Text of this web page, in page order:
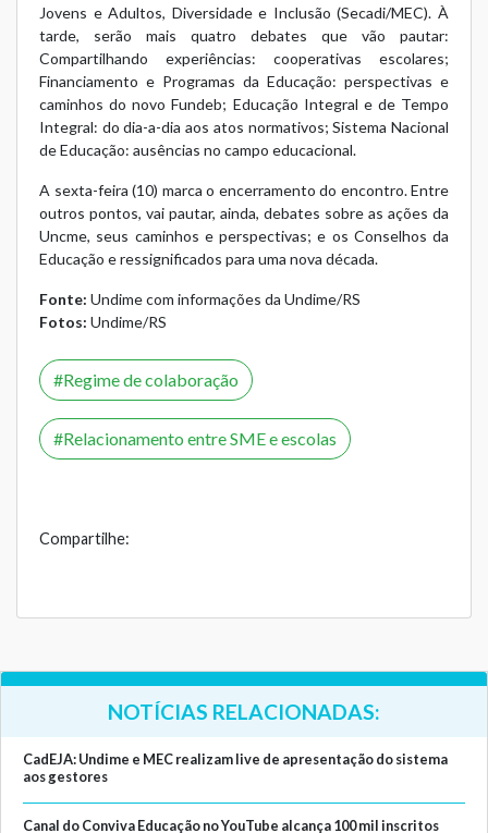
Jovens e Adultos, Diversidade e Inclusão (Secadi/MEC). À
tarde, serão mais quatro debates que vão pautar:
Compartilhando experiências: cooperativas escolares;
Financiamento e Programas da Educação: perspectivas e
caminhos do novo Fundeb; Educação Integral e de Tempo
Integral: do dia-a-dia aos atos normativos; Sistema Nacional
de Educação: ausências no campo educacional.
A sexta-feira (10) marca o encerramento do encontro. Entre
outros pontos, vai pautar, ainda, debates sobre as ações da
Uncme, seus caminhos e perspectivas; e os Conselhos da
Educação e ressignificados para uma nova década.
Fonte: Undime com informações da Undime/RS
Fotos: Undime/RS
Regime de colaboração
Relacionamento entre SME e escolas
Compartilhe:
NOTÍCIAS RELACIONADAS:
CadEJA: Undime e MEC realizam live de apresentação do sistema
aos gestores
Canal do Conviva Educação no YouTube alcança 100 mil inscritos